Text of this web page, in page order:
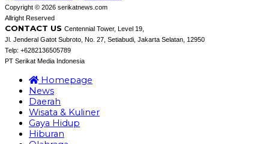
Copyright © 2026 serikatnews.com
Allright Reserved
CONTACT US Centennial Tower, Level 19,
Jl. Jenderal Gatot Subroto, No. 27, Setiabudi, Jakarta Selatan, 12950
Telp: +6282136505789
PT Serikat Media Indonesia
Homepage
News
Daerah
Wisata & Kuliner
Gaya Hidup
Hiburan